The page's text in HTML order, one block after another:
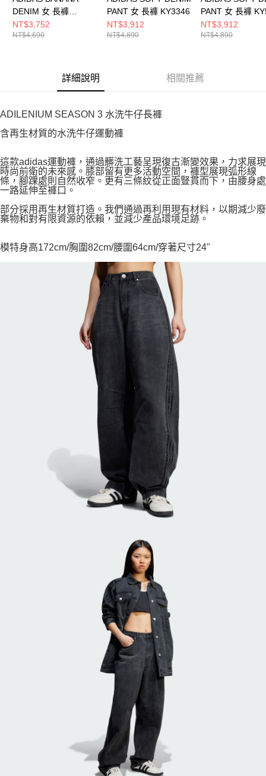
DENIM 女 長褲
KY5188
NT$3,752
NT$4,690
PANT 女 長褲 KY3346
NT$3,912
NT$4,890
PANT 女 長褲
NT$3,912
NT$4,890
詳細說明 相關推薦
ADILENIUM SEASON 3 水洗牛仔長褲
含再生材質的水洗牛仔運動褲
這款adidas運動褲，通過髒洗工藝呈現復古漸變效果，力求展現
時尚前衛的未來感。膝部留有更多活動空間，褲型展現弧形線
條，腳踝處則自然收窄。更有三條紋從正面豎貫而下，由腰身處
一路延伸至褲口。
部分採用再生材質打造。我們通過再利用現有材料，以期減少廢
棄物和對有限資源的依賴，並減少產品環境足跡。
模特身高172cm/胸圍82cm/腰圍64cm/穿著尺寸24"